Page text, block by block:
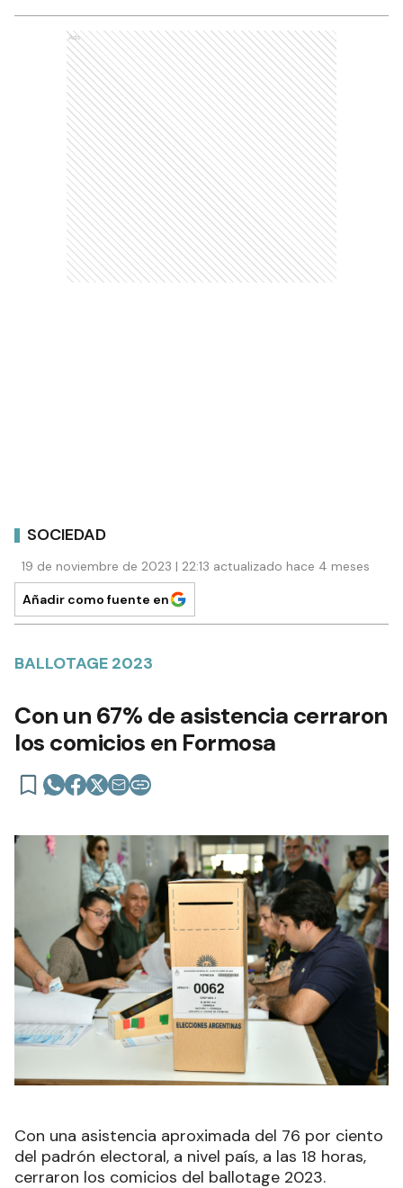
Ads
SOCIEDAD
19 de noviembre de 2023 | 22:13 actualizado hace 4 meses
Añadir como fuente en
BALLOTAGE 2023
Con un 67% de asistencia cerraron
los comicios en Formosa
Con una asistencia aproximada del 76 por ciento
del padrón electoral, a nivel país, a las 18 horas,
cerraron los comicios del ballotage 2023.